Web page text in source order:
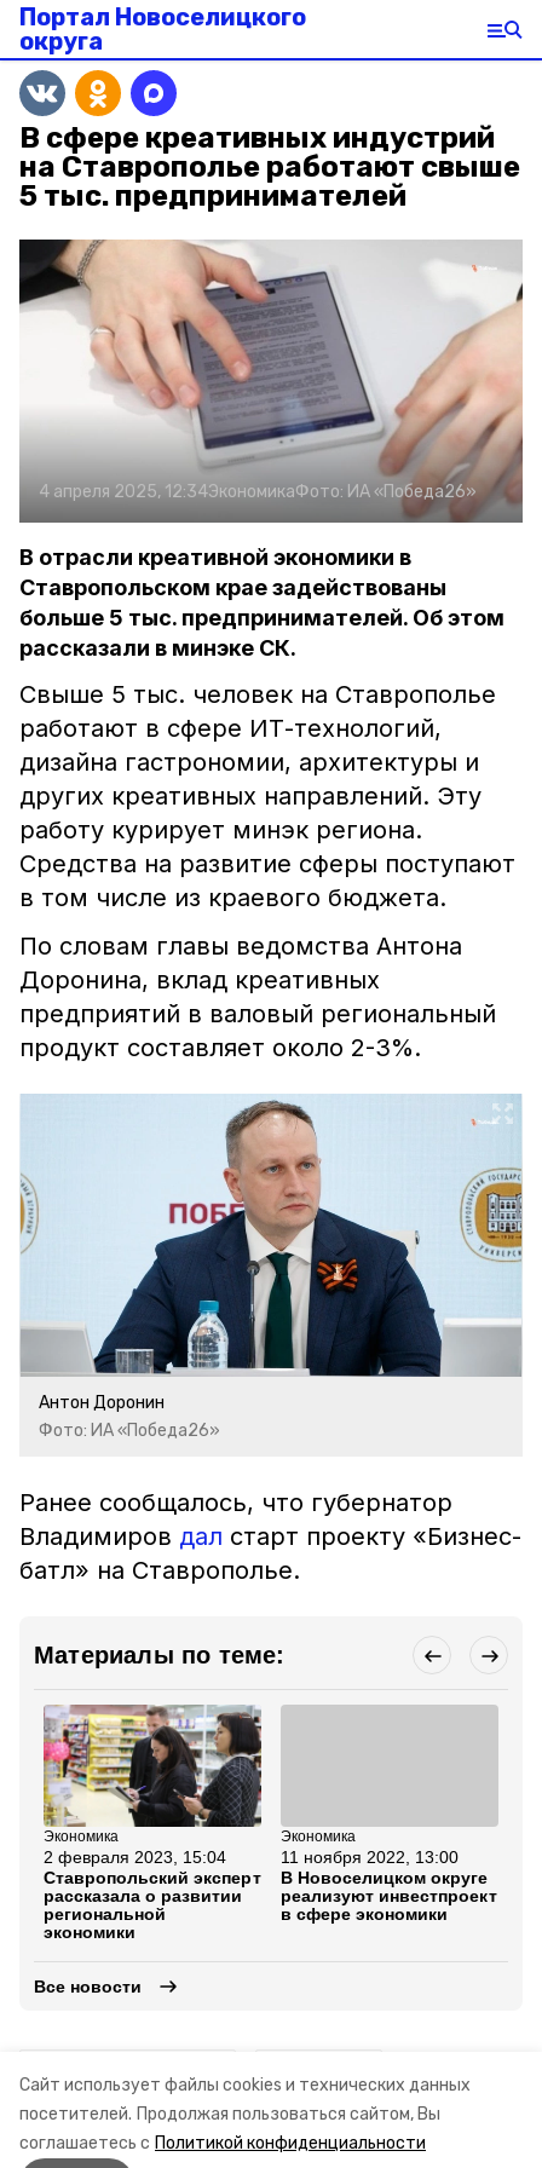
Сайт использует файлы cookies и технических данных
посетителей. Продолжая пользоваться сайтом, Вы
соглашаетесь с Политикой конфиденциальности
Портал Новоселицкого
округа
В сфере креативных индустрий
на Ставрополье работают свыше
5 тыс. предпринимателей
4 апреля 2025, 12:34ЭкономикаФото: ИА «Победа26»
В отрасли креативной экономики в
Ставропольском крае задействованы
больше 5 тыс. предпринимателей. Об этом
рассказали в минэке СК.
Свыше 5 тыс. человек на Ставрополье
работают в сфере ИТ-технологий,
дизайна гастрономии, архитектуры и
других креативных направлений. Эту
работу курирует минэк региона.
Средства на развитие сферы поступают
в том числе из краевого бюджета.
По словам главы ведомства Антона
Доронина, вклад креативных
предприятий в валовый региональный
продукт составляет около 2-3%.
Антон Доронин
Фото: ИА «Победа26»
Ранее сообщалось, что губернатор
Владимиров дал старт проекту «Бизнес-
батл» на Ставрополье.
Материалы по теме:
Экономика
2 февраля 2023, 15:04
Ставропольский эксперт
рассказала о развитии
региональной
экономики
Экономика
11 ноября 2022, 13:00
В Новоселицком округе
реализуют инвестпроект
в сфере экономики
Все новости
креативные индустрии